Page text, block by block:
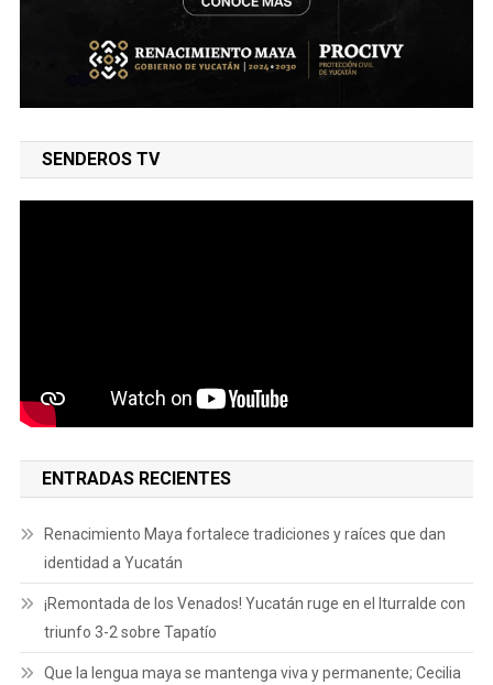
SENDEROS TV
ENTRADAS RECIENTES
Renacimiento Maya fortalece tradiciones y raíces que dan
identidad a Yucatán
¡Remontada de los Venados! Yucatán ruge en el Iturralde con
triunfo 3-2 sobre Tapatío
Que la lengua maya se mantenga viva y permanente; Cecilia